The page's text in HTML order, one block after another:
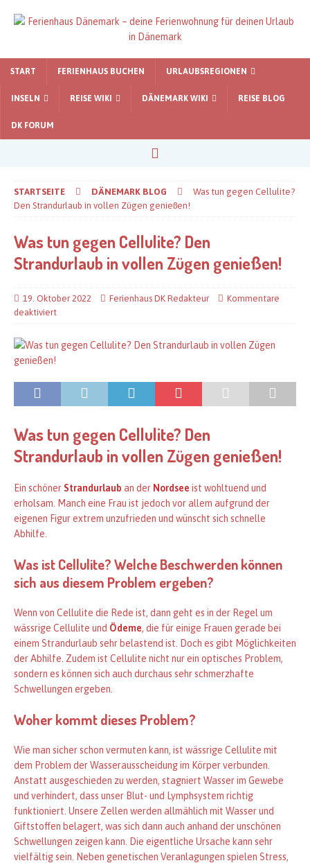
START FERIENHAUS BUCHEN URLAUBSREGIONEN
INSELN REISE WIKI DÄNEMARK WIKI REISE BLOG
DK FORUM
STARTSEITE DÄNEMARK BLOG
Was tun gegen Cellulite?
Den Strandurlaub in vollen Zügen genießen!
Was tun gegen Cellulite? Den
Strandurlaub in vollen Zügen genießen!
19. Oktober 2022 Ferienhaus DK Redakteur
Kommentare
deaktiviert
Was tun gegen Cellulite? Den
Strandurlaub in vollen Zügen genießen!
Ein schönerStrandurlaub an der Nordsee ist wohltuend und
erholsam. Manch eine Frau ist jedoch vor allem aufgrund der
eigenen Figur extrem unzufrieden und wünscht sich schnelle
Abhilfe.
Was ist Cellulite? Welche Beschwerden können
sich aus diesem Problem ergeben?
Wenn von Cellulite die Rede ist, dann geht es in der Regel um
wässrige Cellulite und Ödeme, die für einige Frauen gerade bei
einem Strandurlaub sehr belastend ist. Doch es gibt Möglichkeiten
der Abhilfe. Zudem ist Cellulite nicht nur ein optisches Problem,
sondern es können sich auch durchaus sehr schmerzhafte
Schwellungen ergeben.
Woher kommt dieses Problem?
Wie man sicher schon vermuten kann, ist wässrige Cellulite mit
dem Problem der Wasserausscheidung im Körper verbunden.
Anstatt ausgeschieden zu werden, stagniert Wasser im Gewebe
und verhindert, dass unser Blut- und Lymphsystem richtig
funktioniert. Unsere Zellen werden allmählich mit Wasser und
Giftstoffen belagert, was sich dann auch anhand der unschönen
Schwellungen zeigen kann. Die eigentliche Ursache kann sehr
vielfältig sein. Neben genetischen Veranlagungen spielen Stress,